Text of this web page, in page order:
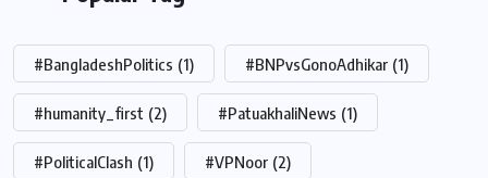
#BangladeshPolitics (1) #BNPvsGonoAdhikar (1)
#humanity_first (2) #PatuakhaliNews (1)
#PoliticalClash (1) #VPNoor (2)